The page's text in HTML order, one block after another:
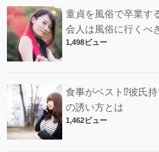
童貞を風俗で卒業す
会人は風俗に行くべ
1,498ビュー
食事がベスト⁉︎彼氏
の誘い方とは
1,462ビュー